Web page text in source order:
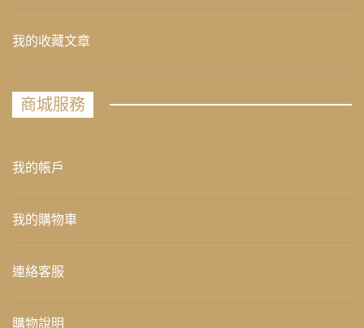
我的收藏文章
商城服務
我的帳戶
我的購物車
連絡客服
購物說明